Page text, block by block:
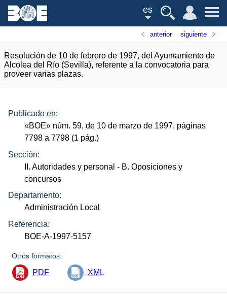
es
anterior siguiente
Resolución de 10 de febrero de 1997, del Ayuntamiento de
Alcolea del Río (Sevilla), referente a la convocatoria para
proveer varias plazas.
Publicado en:
«BOE» núm. 59, de 10 de marzo de 1997, páginas
7798 a 7798 (1 pág.)
Sección:
II. Autoridades y personal - B. Oposiciones y
concursos
Departamento:
Administración Local
Referencia:
BOE-A-1997-5157
Otros formatos:
PDF XML